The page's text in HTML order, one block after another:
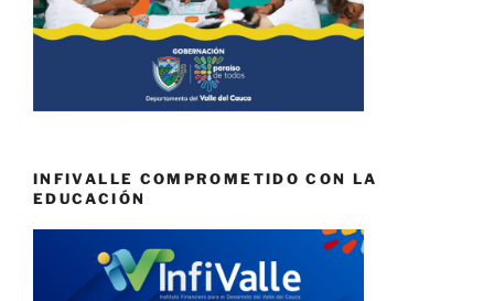
INFIVALLE COMPROMETIDO CON LA
EDUCACIÓN